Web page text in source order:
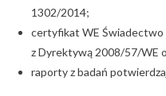
1302/2014;
certyfikat WE Świadectwo
z Dyrektywą 2008/57/WE
raporty z badań